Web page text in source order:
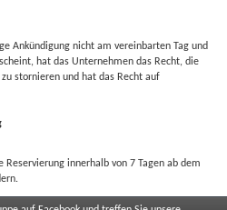
Ankündigung nicht am vereinbarten Tag und
hat das Unternehmen das Recht, die
stornieren und hat das Recht auf
Reservierung innerhalb von 7 Tagen ab dem